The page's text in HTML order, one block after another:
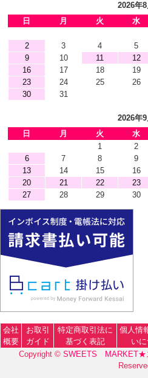
2026年8
日
月 火 水
2
3 4 5
9
10 11 12
16
17 18 19
23
24 25 26
30
31
2026年9
日
月 火 水
1
2
6
7 8 9
13
14 15 16
20
21 22 23
27
28 29 30
会社
概要
お取引
ガイド
特定商取引法に
基づく表記
個人情
い
Copyright © SWEETS MARKET★